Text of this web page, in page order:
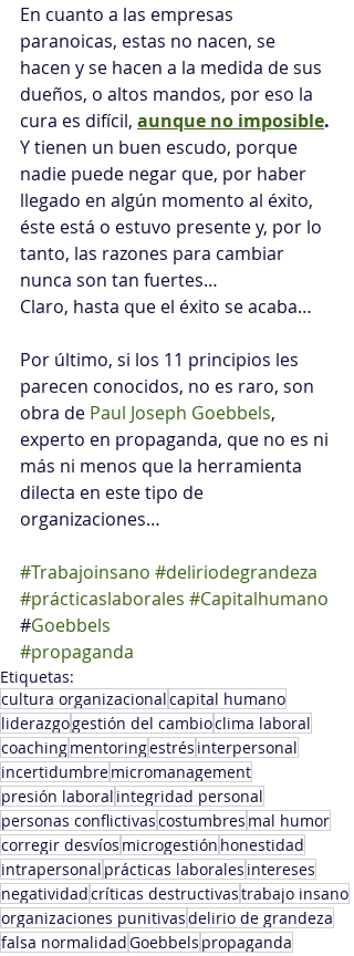
En cuanto a las empresas
paranoicas, estas no nacen, se
hacen y se hacen a la medida de sus
dueños, o altos mandos, por eso la
cura es difícil, aunque no imposible.
Y tienen un buen escudo, porque
nadie puede negar que, por haber
llegado en algún momento al éxito,
éste está o estuvo presente y, por lo
tanto, las razones para cambiar
nunca son tan fuertes…
Claro, hasta que el éxito se acaba…
Por último, si los 11 principios les
parecen conocidos, no es raro, son
obra de Paul Joseph Goebbels,
experto en propaganda, que no es ni
más ni menos que la herramienta
dilecta en este tipo de
organizaciones…
#Trabajoinsano #deliriodegrandeza
#prácticaslaborales #Capitalhumano
#Goebbels
#propaganda
Etiquetas:
cultura organizacionalcapital humano
liderazgogestión del cambioclima laboral
coachingmentoringestrés interpersonal
incertidumbremicromanagement
presión laboral integridad personal
personas conflictivascostumbres mal humor
corregir desvíos microgestión honestidad
intrapersonal prácticas laborales intereses
negatividadcríticas destructivastrabajo insano
organizaciones punitivasdelirio de grandeza
falsa normalidadGoebbels propaganda